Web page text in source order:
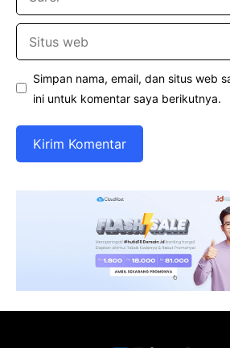
Simpan nama, email, dan situs web
ini untuk komentar saya berikutnya.